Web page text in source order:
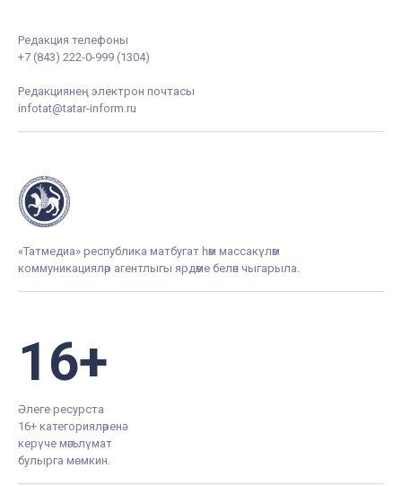
Редакция телефоны
+7 (843) 222-0-999 (1304)
Редакциянең электрон почтасы
infotat@tatar-inform.ru
«Татмедиа» республика матбугат һәм массакүләм
коммуникацияләр агентлыгы ярдәме белән чыгарыла.
16+
Әлеге ресурста
16+ категорияләренә
керүче мәгълүмат
булырга мөмкин.